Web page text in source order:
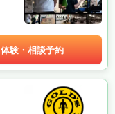
体験・相談予約